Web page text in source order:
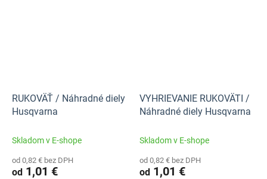
RUKOVÄŤ / Náhradné diely
Husqvarna
Skladom v E-shope
od 0,82 € bez DPH
od 1,01 €
VYHRIEVANIE RUKOVÄTI /
Náhradné diely Husqvarna
Skladom v E-shope
od 0,82 € bez DPH
od 1,01 €